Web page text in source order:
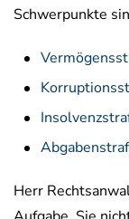
Schwerpunkte
Herr